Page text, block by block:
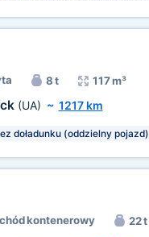
8 t 117 m³
(UA) ~ 1217 km
doładunku (oddzielny pojazd)
kontenerowy 22 t